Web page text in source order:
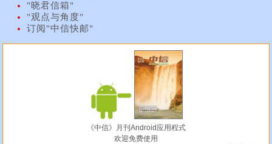
"晓君信箱"
"观点与角度"
订阅"中信快邮"
《中信》月刊Android应用程式
欢迎免费使用